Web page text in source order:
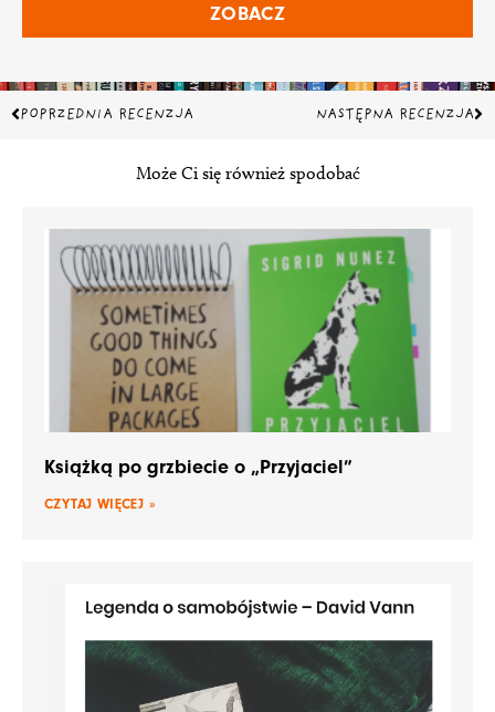
ZOBACZ
Prev
POPRZEDNIA RECENZJA NASTĘPNA RECENZJA
Może Ci się również spodobać
Książką po grzbiecie o „Przyjaciel”
CZYTAJ WIĘCEJ »